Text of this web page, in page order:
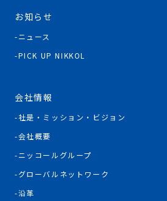
お知らせ
ニュース
PICK UP NIKKOL
会社情報
社是・ミッション・ビジョン
会社概要
ニッコールグループ
グローバルネットワーク
沿革